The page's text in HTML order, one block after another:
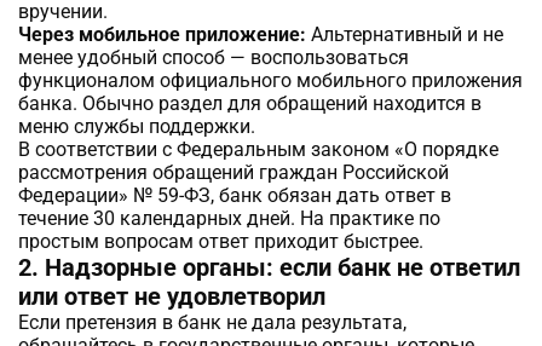
вручении.
Через мобильное приложение: Альтернативный и не
менее удобный способ — воспользоваться
функционалом официального мобильного приложения
банка. Обычно раздел для обращений находится в
меню службы поддержки.
В соответствии с Федеральным законом «О порядке
рассмотрения обращений граждан Российской
Федерации» № 59-ФЗ, банк обязан дать ответ в
течение 30 календарных дней. На практике по
простым вопросам ответ приходит быстрее.
2. Надзорные органы: если банк не ответил
или ответ не удовлетворил
Если претензия в банк не дала результата,